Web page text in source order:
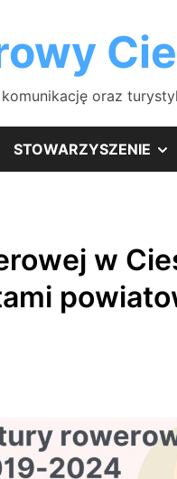
oraz
STOWARZYSZENIE
w